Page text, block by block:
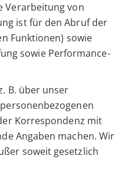
Verarbeitung von
ist für den Abruf der
Funktionen) sowie
sowie Performance-
B. über unser
Korrespondenz mit
Angaben machen. Wir
soweit gesetzlich